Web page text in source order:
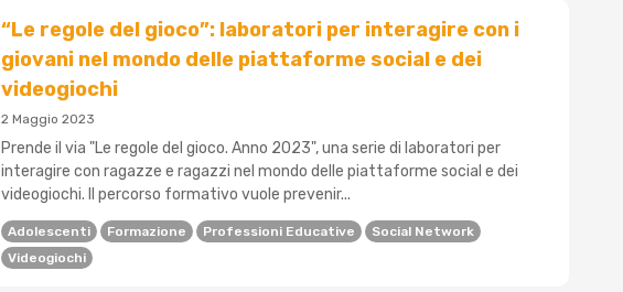
“Le regole del gioco”: laboratori per interagire con i
giovani nel mondo delle piattaforme social e dei
videogiochi
2 Maggio 2023
Prende il via "Le regole del gioco. Anno 2023", una serie di laboratori per
interagire con ragazze e ragazzi nel mondo delle piattaforme social e dei
videogiochi. Il percorso formativo vuole prevenir...
Adolescenti Formazione Professioni Educative
Social Network
Videogiochi